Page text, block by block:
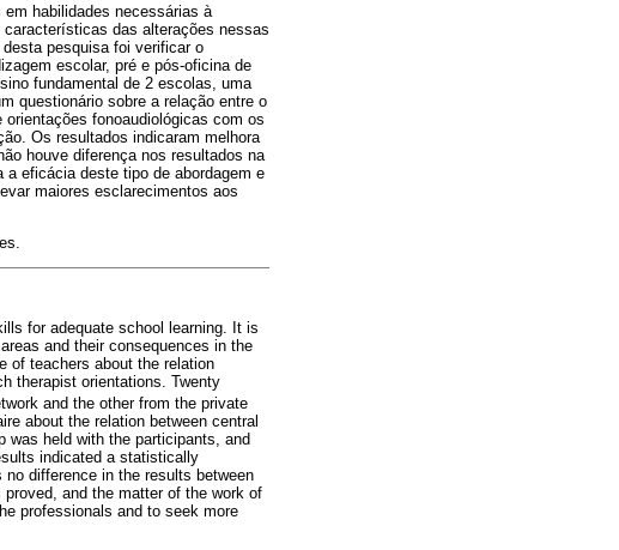
habilidades necessárias à
das alterações nessas
pesquisa foi verificar o
escolar, pré e pós-oficina de
fundamental de 2 escolas, uma
questionário sobre a relação entre o
fonoaudiológicas com os
Os resultados indicaram melhora
houve diferença nos resultados na
eficácia deste tipo de abordagem e
maiores esclarecimentos aos
for adequate school learning. It is
and their consequences in the
of teachers about the relation
therapist orientations. Twenty
and the other from the private
about the relation between central
was held with the participants, and
indicated a statistically
difference in the results between
and the matter of the work of
professionals and to seek more